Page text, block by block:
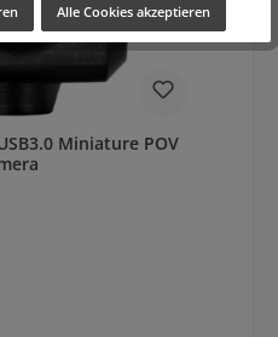
Miniature POV
Alle Cookies akzeptieren